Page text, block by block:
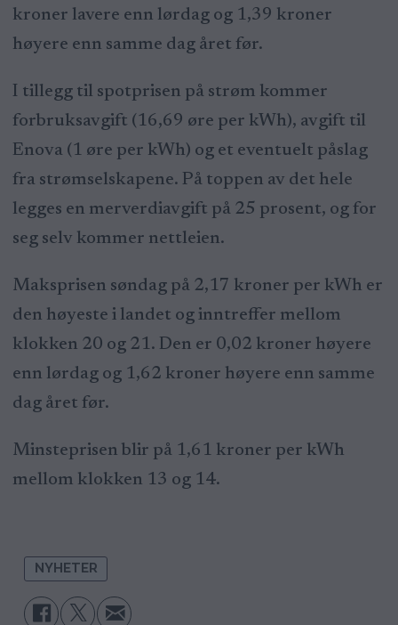
kroner lavere enn lørdag og 1,39 kroner
høyere enn samme dag året før.
I tillegg til spotprisen på strøm kommer
forbruksavgift (16,69 øre per kWh), avgift til
Enova (1 øre per kWh) og et eventuelt påslag
fra strømselskapene. På toppen av det hele
legges en merverdiavgift på 25 prosent, og for
seg selv kommer nettleien.
Maksprisen søndag på 2,17 kroner per kWh er
den høyeste i landet og inntreffer mellom
klokken 20 og 21. Den er 0,02 kroner høyere
enn lørdag og 1,62 kroner høyere enn samme
dag året før.
Minsteprisen blir på 1,61 kroner per kWh
mellom klokken 13 og 14.
NYHETER